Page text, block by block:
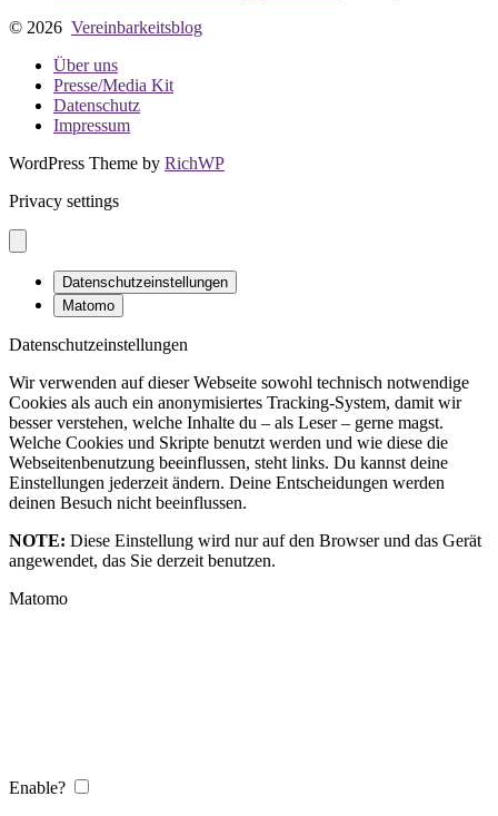
© 2026 Vereinbarkeitsblog
Über uns
Presse/Media Kit
Datenschutz
Impressum
WordPress Theme by RichWP
Privacy settings
Datenschutzeinstellungen
Matomo
Datenschutzeinstellungen
Wir verwenden auf dieser Webseite sowohl technisch notwendige
Cookies als auch ein anonymisiertes Tracking-System, damit wir
besser verstehen, welche Inhalte du – als Leser – gerne magst.
Welche Cookies und Skripte benutzt werden und wie diese die
Webseitenbenutzung beeinflussen, steht links. Du kannst deine
Einstellungen jederzeit ändern. Deine Entscheidungen werden
deinen Besuch nicht beeinflussen.
NOTE: Diese Einstellung wird nur auf den Browser und das Gerät
angewendet, das Sie derzeit benutzen.
Matomo
Enable?